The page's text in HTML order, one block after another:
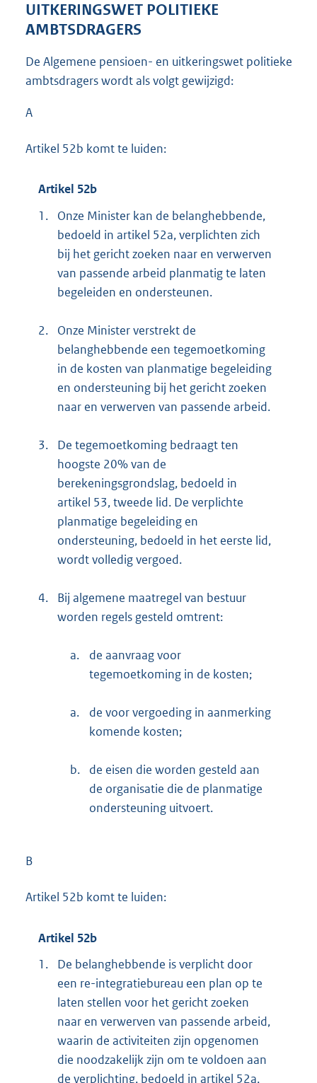
UITKERINGSWET POLITIEKE
AMBTSDRAGERS
De Algemene pensioen- en uitkeringswet politieke
ambtsdragers wordt als volgt gewijzigd:
A
Artikel 52b komt te luiden:
Artikel 52b
1.
Onze Minister kan de belanghebbende,
bedoeld in artikel 52a, verplichten zich
bij het gericht zoeken naar en verwerven
van passende arbeid planmatig te laten
begeleiden en ondersteunen.
2.
Onze Minister verstrekt de
belanghebbende een tegemoetkoming
in de kosten van planmatige begeleiding
en ondersteuning bij het gericht zoeken
naar en verwerven van passende arbeid.
3.
De tegemoetkoming bedraagt ten
hoogste 20% van de
berekeningsgrondslag, bedoeld in
artikel 53, tweede lid. De verplichte
planmatige begeleiding en
ondersteuning, bedoeld in het eerste lid,
wordt volledig vergoed.
4.
Bij algemene maatregel van bestuur
worden regels gesteld omtrent:
a.
de aanvraag voor
tegemoetkoming in de kosten;
a.
de voor vergoeding in aanmerking
komende kosten;
b.
de eisen die worden gesteld aan
de organisatie die de planmatige
ondersteuning uitvoert.
B
Artikel 52b komt te luiden:
Artikel 52b
1.
De belanghebbende is verplicht door
een re-integratiebureau een plan op te
laten stellen voor het gericht zoeken
naar en verwerven van passende arbeid,
waarin de activiteiten zijn opgenomen
die noodzakelijk zijn om te voldoen aan
de verplichting, bedoeld in artikel 52a,